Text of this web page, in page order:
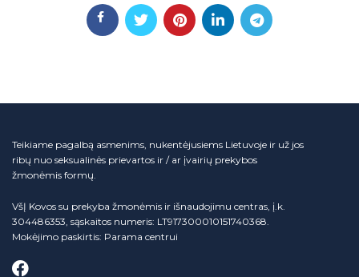
Teikiame pagalbą asmenims, nukentėjusiems Lietuvoje ir už jos
ribų nuo seksualinės prievartos ir / ar įvairių prekybos
žmonėmis formų.
VšĮ Kovos su prekyba žmonėmis ir išnaudojimu centras, į.k.
304486353, sąskaitos numeris: LT917300010151740368.
Mokėjimo paskirtis: Parama centrui